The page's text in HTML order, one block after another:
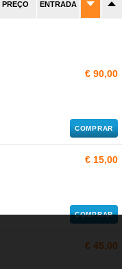
PREÇO ENTRADA
€ 90,00
COMPRAR
€ 15,00
COMPRAR
€ 45,00